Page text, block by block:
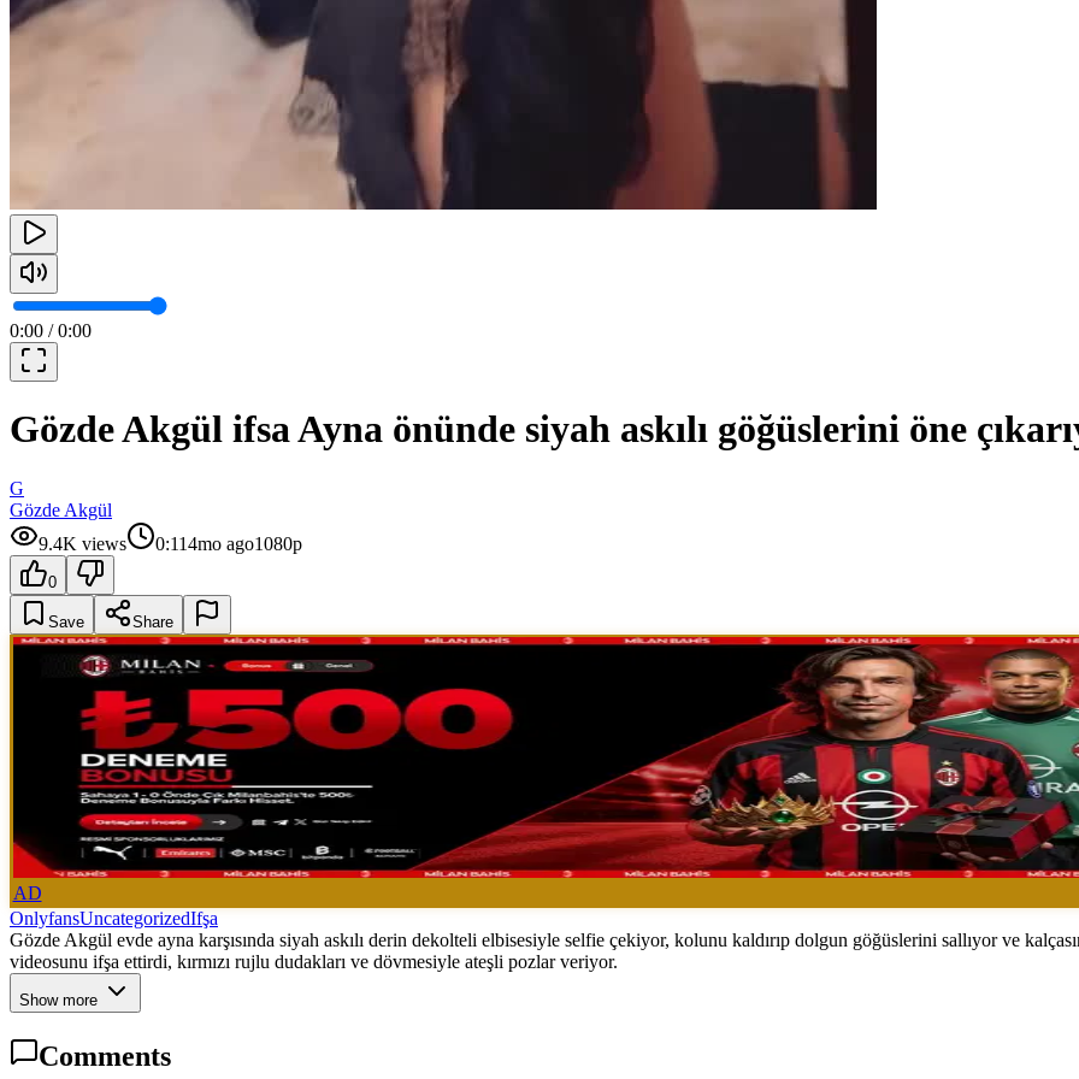
0:00 /0:00
Gözde Akgül ifsa Ayna önünde siyah askılı göğüslerini öne
G
Gözde Akgül
9.4K views 0:114mo ago1080p
0
Save Share
AD
OnlyfansUncategorizedIfşa
Gözde Akgül evde ayna karşısında siyah askılı derin dekolteli elbisesiyle selfie çekiyor, kolunu kaldırıp dolgun göğüslerini sallıyor ve
videosunu ifşa ettirdi, kırmızı rujlu dudakları ve dövmesiyle ateşli pozlar veriyor.
Show more
Comments